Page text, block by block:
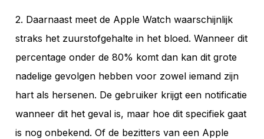
2. Daarnaast meet de Apple Watch waarschijnlijk
straks het zuurstofgehalte in het bloed. Wanneer dit
percentage onder de 80% komt dan kan dit grote
nadelige gevolgen hebben voor zowel iemand zijn
hart als hersenen. De gebruiker krijgt een notificatie
wanneer dit het geval is, maar hoe dit specifiek gaat
is nog onbekend. Of de bezitters van een Apple